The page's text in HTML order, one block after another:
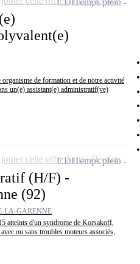
de formation et de notre activité
un(e) assistant(e) administratif(ve)
CDITemps plein
(H/F) -
(92)
LA-GARENNE
atteints d'un syndrome de Korsakoff,
ou sans troubles moteurs associés,
CDITemps plein
cette offre à ma sélection